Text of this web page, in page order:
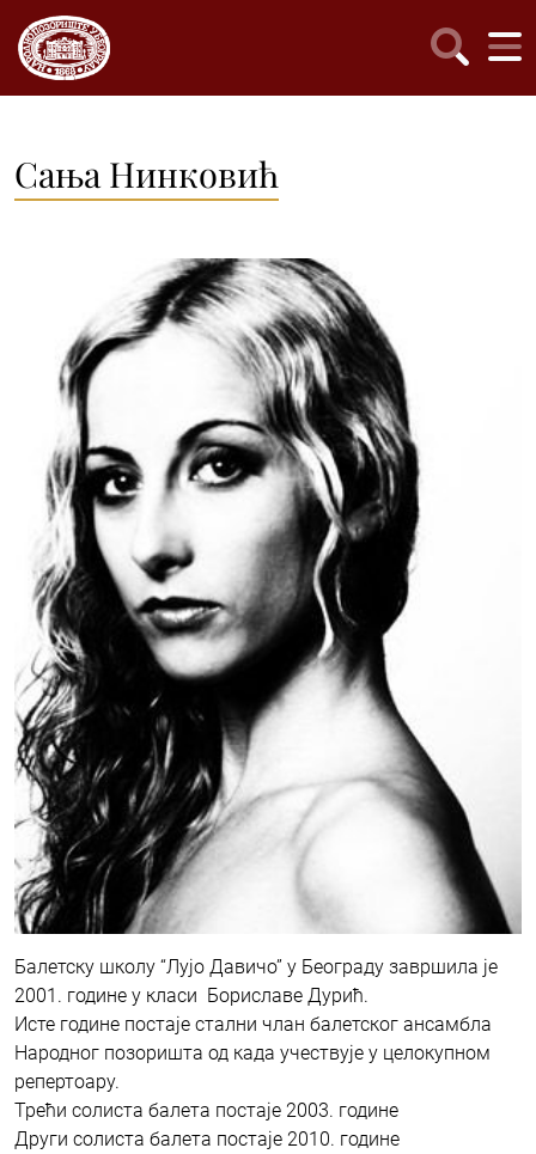
Сања Нинковић
Балетску школу “Лујо Давичо” у Београду завршила је
2001. године у класи Бориславе Дурић.
Исте године постаје стални члан балетског ансамбла
Народног позоришта од када учествује у целокупном
репертоару.
Трећи солиста балета постаје 2003. године
Други солиста балета постаје 2010. године